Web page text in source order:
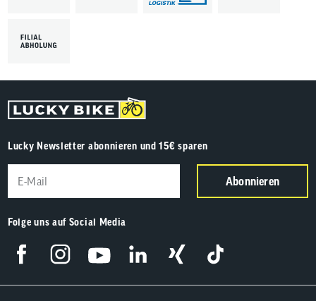
Lucky Newsletter abonnieren und 15€ sparen
Abonnieren
Folge uns auf Social Media